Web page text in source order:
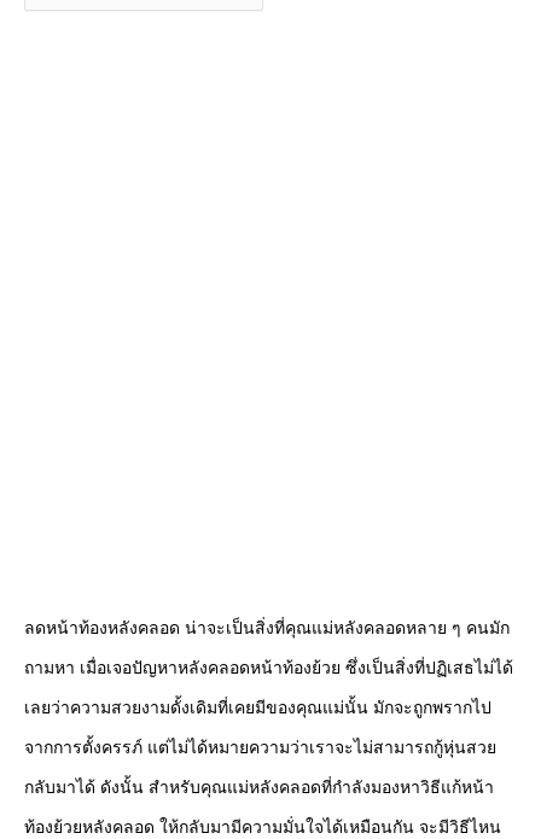
ลดหน้าท้องหลังคลอด น่าจะเป็นสิ่งที่คุณแม่หลังคลอดหลาย ๆ คนมัก
ถามหา เมื่อเจอปัญหาหลังคลอดหน้าท้องย้วย ซึ่งเป็นสิ่งที่ปฏิเสธไม่ได้
เลยว่าความสวยงามดั้งเดิมที่เคยมีของคุณแม่นั้น มักจะถูกพรากไป
จากการตั้งครรภ์ แต่ไม่ได้หมายความว่าเราจะไม่สามารถกู้หุ่นสวย
กลับมาได้ ดังนั้น สำหรับคุณแม่หลังคลอดที่กำลังมองหาวิธีแก้หน้า
ท้องย้วยหลังคลอด ให้กลับมามีความมั่นใจได้เหมือนกัน จะมีวิธีไหน